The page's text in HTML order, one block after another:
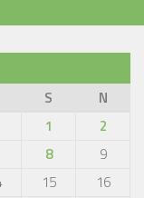
S
N
1
2
8
9
15
16